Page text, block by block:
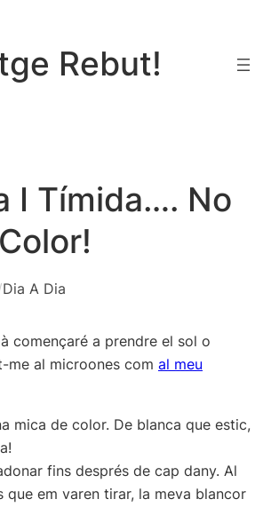
Rebut!
I Tímida…. No
Dia A Dia
començaré a prendre el sol o
me al microones com al meu
mica de color. De blanca que estic,
fins després de cap dany. Al
que em varen tirar, la meva blancor